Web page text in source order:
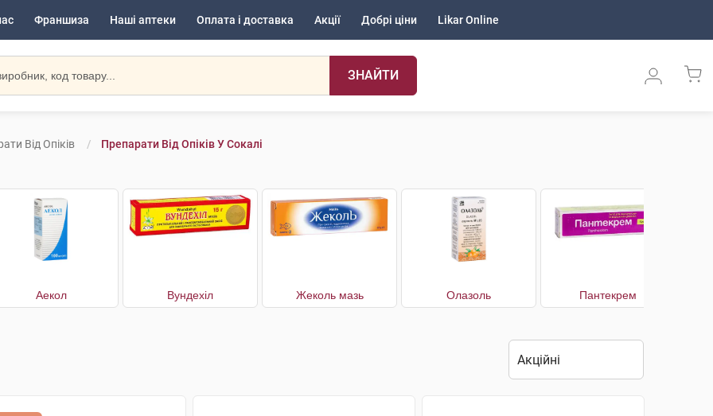
Франшиза Наші аптеки Оплата і доставка Акції Добрі ціни Likar Online
ЗНАЙТИ
Від Опіків Препарати Від Опіків У Сокалі
Аекол Вундехіл Жеколь мазь Олазоль Пантекрем